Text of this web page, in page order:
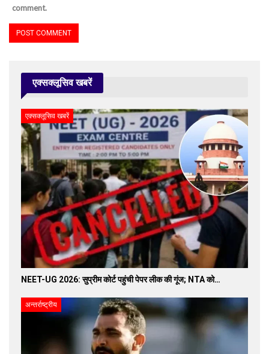
comment.
एक्सक्लूसिव खबरें
एक्सक्लूसिव खबरें
NEET-UG 2026: सुप्रीम कोर्ट पहुंची पेपर लीक की गूंज; NTA को…
अन्तर्राष्ट्रीय